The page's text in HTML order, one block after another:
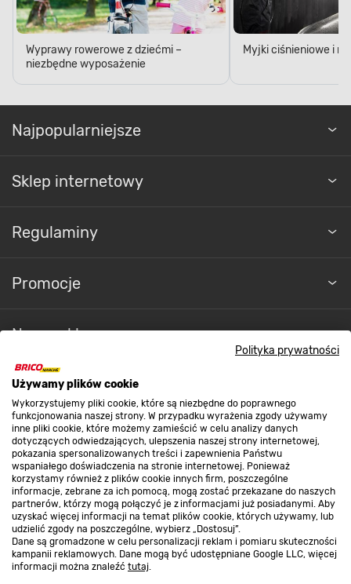
Polityka prywatności
Używamy plików cookie
Wykorzystujemy pliki cookie, które są niezbędne do poprawnego
funkcjonowania naszej strony. W przypadku wyrażenia zgody używamy
inne pliki cookie, które możemy zamieścić w celu analizy danych
dotyczących odwiedzających, ulepszenia naszej strony internetowej,
pokazania spersonalizowanych treści i zapewnienia Państwu
wspaniałego doświadczenia na stronie internetowej. Ponieważ
korzystamy również z plików cookie innych firm, poszczególne
informacje, zebrane za ich pomocą, mogą zostać przekazane do naszych
partnerów, którzy mogą połączyć je z informacjami już posiadanymi. Aby
uzyskać więcej informacji na temat plików cookie, których używamy, lub
udzielić zgody na poszczególne, wybierz „Dostosuj”.
Dane są gromadzone w celu personalizacji reklam i pomiaru skuteczności
kampanii reklamowych. Dane mogą być udostępniane Google LLC, więcej
informacji można znaleźć tutaj.
Wyprawy rowerowe z dziećmi –
niezbędne wyposażenie
Myjki ciśnieniowe i
Najpopularniejsze
Sklep internetowy
Regulaminy
Promocje
Nasze sklepy
O nas
Kontakt do sklepu
Strefa biznesu
Dołącz do nas